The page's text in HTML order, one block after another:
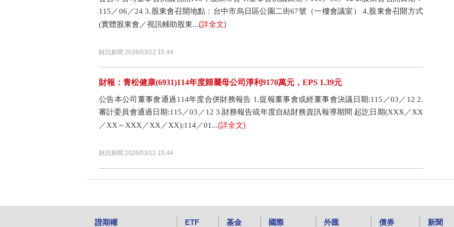
115／06／24 3.股東會召開地點：台中市烏日區公園二街67號（一樓會議室） 4.股東會召開方式
(實體股東會／視訊輔助股東...(詳全文)
財訊新聞 2026/03/12 15:44
財報：青松健康(6931)114年度歸屬母公司淨利9170萬元，EPS 1.39元
公告本公司董事會通過114年度合併財務報告 1.提報董事會或經董事會決議日期:115／03／12 2.
審計委員會通過日期:115／03／12 3.財務報告或年度自結財務資訊報導期間 起訖日期(XXX／XX
／XX～XXX／XX／XX):114／01...(詳全文)
財訊新聞 2026/03/12 15:44
證期權 ETF 基金 國際 外匯 債券 新聞